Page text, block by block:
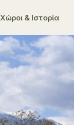
Χώροι & Ιστορία